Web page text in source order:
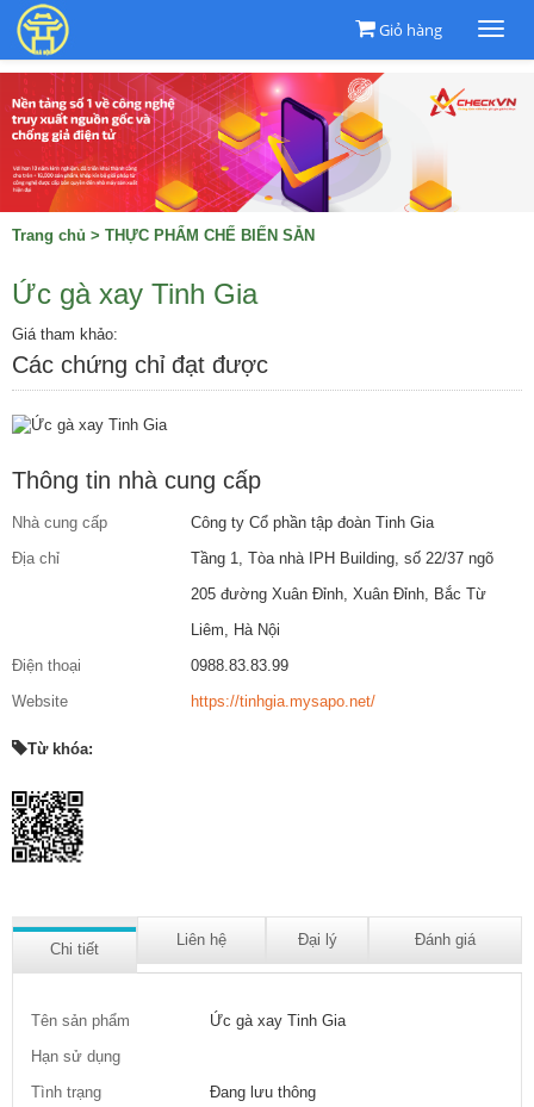
Giỏ hàng
Trang chủ > THỰC PHẨM CHẾ BIẾN SẴN
Ức gà xay Tinh Gia
Giá tham khảo:
Các chứng chỉ đạt được
Thông tin nhà cung cấp
Nhà cung cấp
Công ty Cổ phần tập đoàn Tinh Gia
Địa chỉ
Tầng 1, Tòa nhà IPH Building, số 22/37 ngõ
205 đường Xuân Đỉnh, Xuân Đỉnh, Bắc Từ
Liêm, Hà Nội
Điện thoại
0988.83.83.99
Website
https://tinhgia.mysapo.net/
Từ khóa:
Chi tiết
Liên hệ Đại lý Đánh giá
Tên sản phẩm
Ức gà xay Tinh Gia
Hạn sử dụng
Tình trạng
Đang lưu thông